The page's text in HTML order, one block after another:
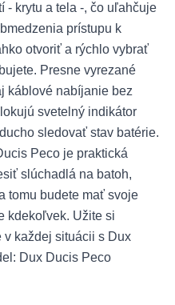
- krytu a tela -, čo uľahčuje
prístupu k
otvoriť a rýchlo vybrať
Presne vyrezané
káblové nabíjanie bez
svetelný indikátor
sledovať stav batérie.
Peco je praktická
slúchadlá na batoh,
tomu budete mať svoje
kdekoľvek. Užite si
každej situácii s Dux
Dux Ducis Peco